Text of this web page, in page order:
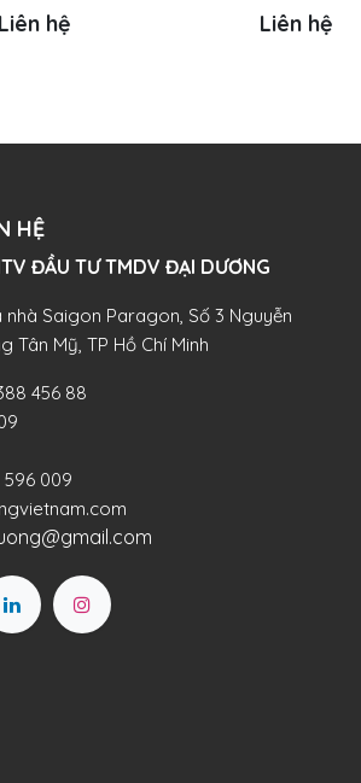
Liên hệ
Liên hệ
HỆ
ĐẦU TƯ TMDV ĐẠI DƯƠNG​
Saigon Paragon, Số 3 Nguyễn
Tân Mỹ, TP Hồ Chí Minh
456 88
596 009